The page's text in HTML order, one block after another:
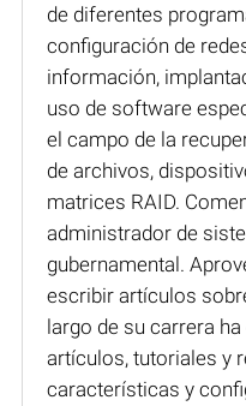
de diferentes
configuración de
información,
uso de software
el campo de la
de archivos,
matrices RAID.
administrador de
gubernamental.
escribir artículos
largo de su carrera
artículos, tutoriales y
características y